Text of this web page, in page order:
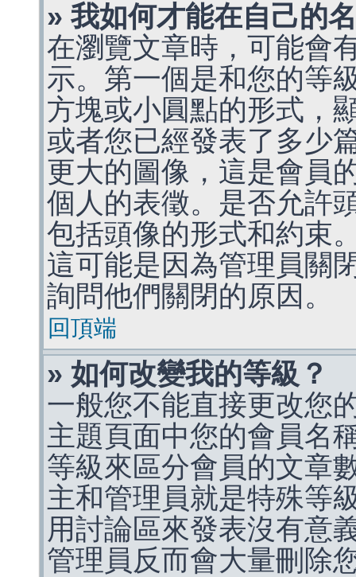
» 我如何才能在自己的
在瀏覽文章時，可能會
示。第一個是和您的等
方塊或小圓點的形式，
或者您已經發表了多少
更大的圖像，這是會員
個人的表徵。是否允許
包括頭像的形式和約束
這可能是因為管理員關
詢問他們關閉的原因。
回頂端
» 如何改變我的等級？
一般您不能直接更改您
主題頁面中您的會員名
等級來區分會員的文章
主和管理員就是特殊等
用討論區來發表沒有意
管理員反而會大量刪除